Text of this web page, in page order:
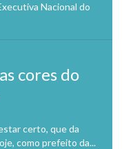
Nacional do
cores do
certo, que da
como prefeito da...